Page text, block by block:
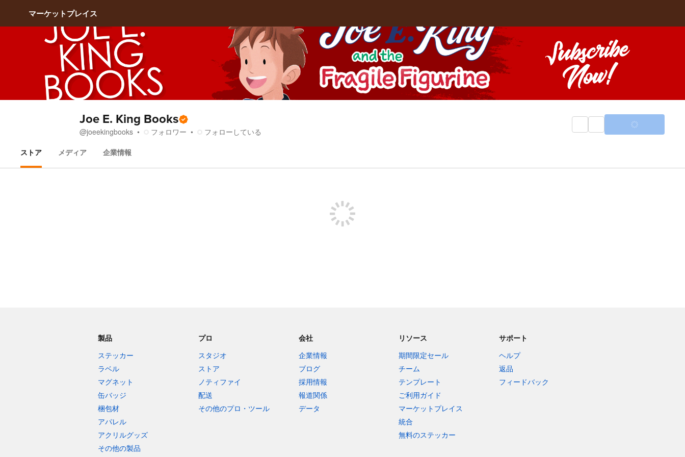
マーケットプレイス
Joe E. King Books
@joeekingbooks フォロワー フォローしている
ストア メディア 企業情報
製品
ステッカー
ラベル
マグネット
缶バッジ
梱包材
アパレル
アクリルグッズ
その他の製品
プロ
スタジオ
ストア
ノティファイ
配送
その他のプロ・ツール
会社
企業情報
ブログ
採用情報
報道関係
データ
リソース
期間限定セール
チーム
テンプレート
ご利用ガイド
マーケットプレイス
統合
無料のステッカー
サポート
ヘルプ
返品
フィードバック